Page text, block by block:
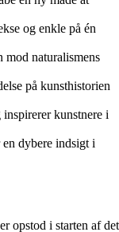
og enkle på én
mod naturalismens
på kunsthistorien
kunstnere i
dybere indsigt i
opstod i starten af det